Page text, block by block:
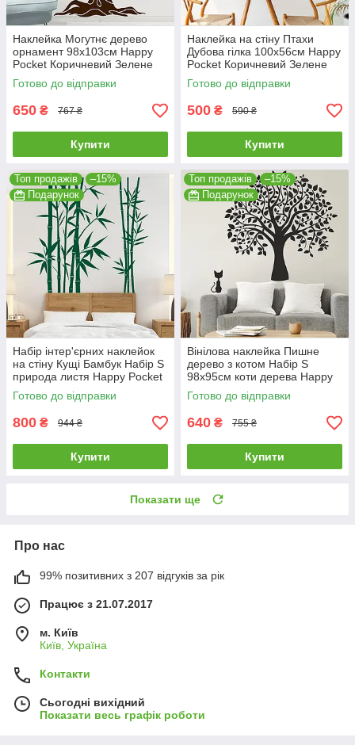
Наклейка Могутнє дерево
орнамент 98х103см Happy
Pocket Коричневий Зелене
листя матовий HP-58S-
800/62M
Готово до відправки
650 ₴ 767 ₴
Купити
Наклейка на стіну Птахи
Дубова гілка 100х56см Happy
Pocket Коричневий Зелене
листя матовий HP-63S-
800/62M
Готово до відправки
500 ₴ 590 ₴
Купити
Топ продажів
–15%
Подарунок
Набір інтер'єрних наклейок
на стіну Кущі Бамбук Набір S
природа листя Happy Pocket
Темно-зелений HP-068S-
613M
Готово до відправки
800 ₴ 944 ₴
Купити
Топ продажів
–15%
Подарунок
Вінілова наклейка Пишне
дерево з котом Набір S
98х95см коти дерева Happy
Pocket Чорний матовий HP-
061S-070M
Готово до відправки
640 ₴ 755 ₴
Купити
Показати ще
Про нас
99% позитивних з 207 відгуків за рік
Працює з 21.07.2017
м. Київ
Київ, Україна
Контакти
Сьогодні вихідний
Показати весь графік роботи